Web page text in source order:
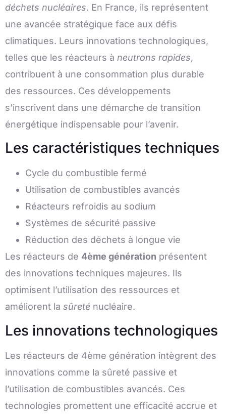
déchets nucléaires. En France, ils représentent
une avancée stratégique face aux défis
climatiques. Leurs innovations technologiques,
telles que les réacteurs à neutrons rapides,
contribuent à une consommation plus durable
des ressources. Ces développements
s’inscrivent dans une démarche de transition
énergétique indispensable pour l’avenir.
Les caractéristiques techniques
Cycle du combustible fermé
Utilisation de combustibles avancés
Réacteurs refroidis au sodium
Systèmes de sécurité passive
Réduction des déchets à longue vie
Les réacteurs de 4ème génération présentent
des innovations techniques majeures. Ils
optimisent l’utilisation des ressources et
améliorent la sûreté nucléaire.
Les innovations technologiques
Les réacteurs de 4ème génération intègrent des
innovations comme la sûreté passive et
l’utilisation de combustibles avancés. Ces
technologies promettent une efficacité accrue et